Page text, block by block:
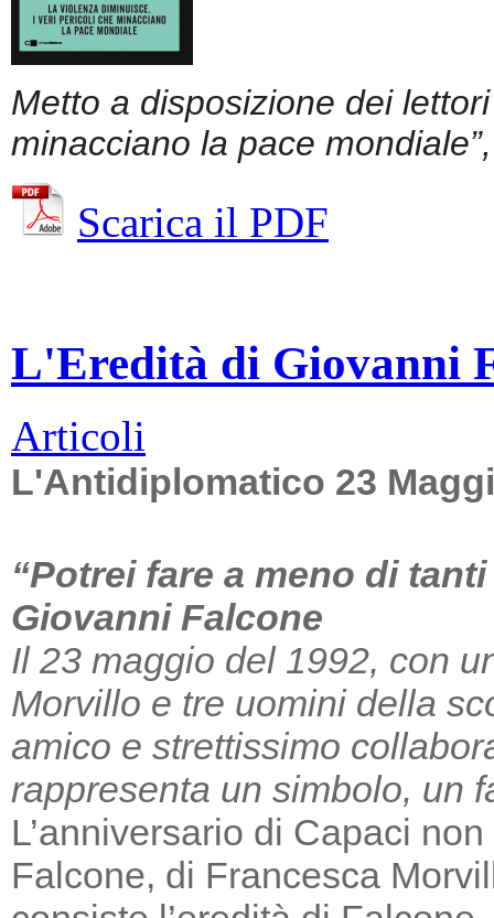
Metto a disposizione dei
minacciano la pace
Scarica il PDF
L'Eredità di Giovanni
Articoli
L'Antidiplomatico 23
“Potrei fare a meno di
Giovanni Falcone
Il 23 maggio del 1992, con
Morvillo e tre uomini della
amico e strettissimo
rappresenta un simbolo, un
L’anniversario di Capaci
Falcone, di Francesca